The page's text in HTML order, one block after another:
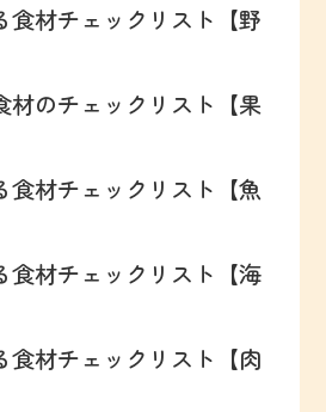
食材チェックリスト【野
材のチェックリスト【果
食材チェックリスト【魚
食材チェックリスト【海
食材チェックリスト【肉